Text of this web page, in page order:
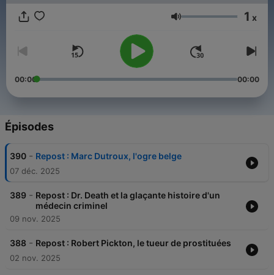
Volume 1 x
00:00 00:00
Épisodes
390 - Repost : Marc Dutroux, l'ogre belge
07 déc. 2025
389 - Repost : Dr. Death et la glaçante histoire d'un
médecin criminel
09 nov. 2025
388 - Repost : Robert Pickton, le tueur de prostituées
02 nov. 2025